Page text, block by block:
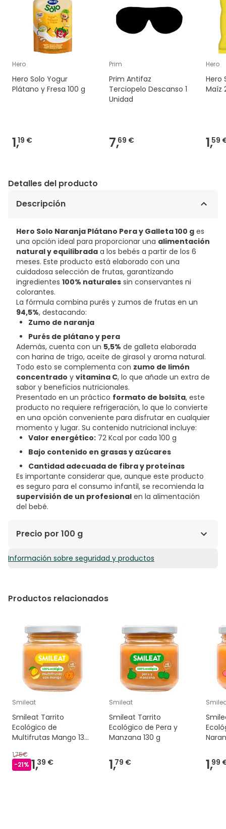
Hero
Hero Solo Yogur
Plátano y Fresa 100 g
1,19 €
Prim
Prim Antifaz
Terciopelo Descanso 1
Unidad
7,69 €
Hero
Hero
Maíz
1,59
Detalles del producto
Descripción
Hero Solo Naranja Plátano Pera y Galleta 100 g es
una opción ideal para proporcionar una alimentación
natural y equilibrada a los bebés a partir de los 6
meses. Este producto está elaborado con una
cuidadosa selección de frutas, garantizando
ingredientes 100% naturales sin conservantes ni
colorantes.
La fórmula combina purés y zumos de frutas en un
94,5%, destacando:
Zumo de naranja
Purés de plátano y pera
Además, cuenta con un 5,5% de galleta elaborada
con harina de trigo, aceite de girasol y aroma natural.
Todo esto se complementa con zumo de limón
concentrado y vitamina C, lo que añade un extra de
sabor y beneficios nutricionales.
Presentado en un práctico formato de bolsita, este
producto no requiere refrigeración, lo que lo convierte
en una opción conveniente para disfrutar en cualquier
momento y lugar. Su contenido nutricional incluye:
Valor energético: 72 Kcal por cada 100 g
Bajo contenido en grasas y azúcares
Cantidad adecuada de fibra y proteínas
Es importante considerar que, aunque este producto
es seguro para el consumo infantil, se recomienda la
supervisión de un profesional en la alimentación
del bebé.
Precio por 100 g
1,19€ / 100 g
Información sobre seguridad y productos
Productos relacionados
Smileat
Smileat Tarrito
Ecológico de
Multifrutas Mango 130
1,75€
-21% 1,39 €
Smileat
Smileat Tarrito
Ecológico de Pera y
Manzana 130 g
1,79 € 1,99